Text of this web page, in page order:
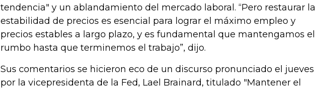
tendencia" y un ablandamiento del mercado laboral. “Pero restaurar la
estabilidad de precios es esencial para lograr el máximo empleo y
precios estables a largo plazo, y es fundamental que mantengamos el
rumbo hasta que terminemos el trabajo”, dijo.
Sus comentarios se hicieron eco de un discurso pronunciado el jueves
por la vicepresidenta de la Fed, Lael Brainard, titulado "Mantener el